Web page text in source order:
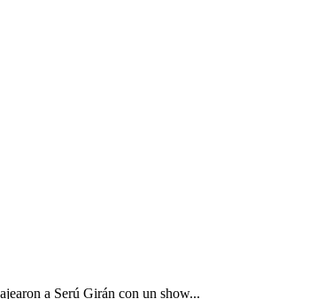
a Serú Girán con un show...